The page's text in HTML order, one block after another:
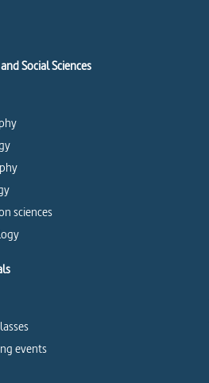
Social Sciences
sciences
events